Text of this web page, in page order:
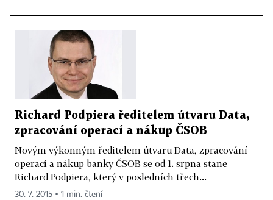
Richard Podpiera ředitelem útvaru Data,
zpracování operací a nákup ČSOB
Novým výkonným ředitelem útvaru Data, zpracování
operací a nákup banky ČSOB se od 1. srpna stane
Richard Podpiera, který v posledních třech...
30. 7. 2015 ▪ 1 min. čtení